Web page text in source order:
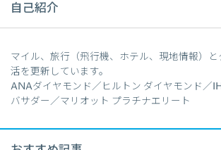
自己紹介
マイル、旅行（飛行機、ホテル、現地情報）
活を更新しています。
ANAダイヤモンド／ヒルトン ダイヤモンド／
バサダー／マリオット プラチナエリート